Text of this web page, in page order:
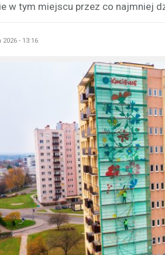
w tym miejscu przez co najmniej
2026 - 13:16